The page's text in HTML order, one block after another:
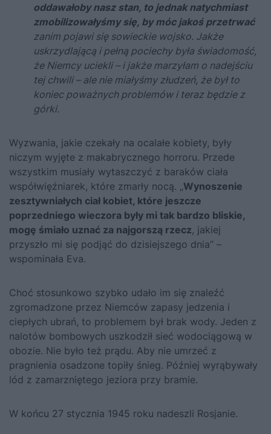
oddawałoby nasz stan, to jednak natychmiast
zmobilizowałyśmy się, by móc jakoś przetrwać
zanim pojawi się sowieckie wojsko. Jakże
uskrzydlającą i pełną pociechy była świadomość,
że Niemcy uciekli – i jakże marzyłam o nadejściu
tej chwili – ale nie miałyśmy złudzeń, że był to
koniec poważnych problemów i teraz będzie z
górki.
Wyzwania, jakie czekały na ocalałe kobiety, były
niczym wyjęte z makabrycznego horroru. Przede
wszystkim musiały wytaszczyć z baraków ciała
współwięźniarek, które zmarły nocą. „Wynoszenie
zesztywniałych ciał kobiet, które jeszcze
poprzedniego wieczora były mi tak bardzo bliskie,
mogę śmiało uznać za najgorszą rzecz, jakiej
przyszło mi się podjąć do dzisiejszego dnia” –
wspominała Eva.
Choć stosunkowo szybko udało im się znaleźć
zgromadzone przez Niemców zapasy jedzenia i
ciepłych ubrań, to problemem był brak wody. Jeden z
nalotów bombowych uszkodził sieć wodociągową w
obozie. Nie było też prądu. Aby nie umrzeć z
pragnienia osadzone topiły śnieg. Później wyrąbywały
lód z zamarzniętego jeziora przy bramie.
W końcu 27 stycznia 1945 roku nadeszli Rosjanie.